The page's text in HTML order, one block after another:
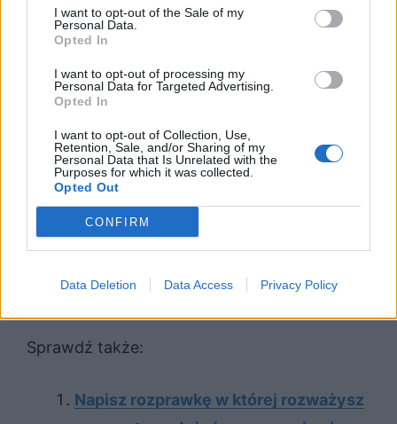
I want to opt-out of the Sale of my
Personal Data.
Opted In
I want to opt-out of processing my
Personal Data for Targeted Advertising.
Opted In
I want to opt-out of Collection, Use,
Retention, Sale, and/or Sharing of my
Personal Data that Is Unrelated with the
Purposes for which it was collected.
Opted Out
CONFIRM
Data Deletion Data Access Privacy Policy
sarmaty. Jest porywczy, kłótliwy i
choleryczny, zdaje się być także pod wieloma
względami nienasycony. Charakteryzuje się
rubasznym humorem, jest impulsywny i
Zdawać by się mogło, że postać ta składa się
z samych wad. Są opisane przez Fredrę w
sposób komiczny, ale ostatecznie zdaje się,
że życie pod jednym dachem z Cześnikiem
agresji wobec innych on przejawiał.
Sprawdź także:
Napisz rozprawkę w której rozważysz